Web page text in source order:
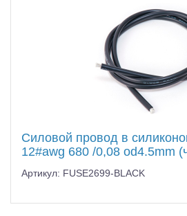
Силовой провод в
12#awg 680 /0,08 od4.5mm
Артикул: FUSE2699-BLACK